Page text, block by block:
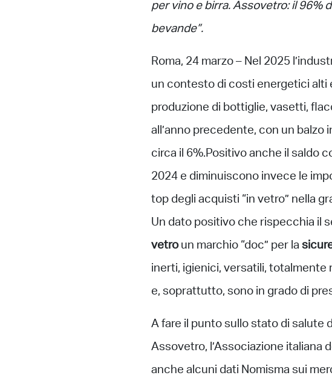
per vino e birra. Assovetro: il 96%
bevande”.
Roma, 24 marzo – Nel 2025
un contesto di costi energetici alti
produzione di bottiglie, vasetti,
all’anno precedente, con un
circa il 6%.Positivo anche il saldo
2024 e diminuiscono invece le
top degli acquisti “in vetro” nella
Un dato positivo che rispecchia il
vetroun marchio “doc” per la
inerti, igienici, versatili, totalmente
e, soprattutto, sono in grado di
A fare il punto sullo stato di salute
Assovetro, l’Associazione italiana
anche alcuni dati Nomisma sui